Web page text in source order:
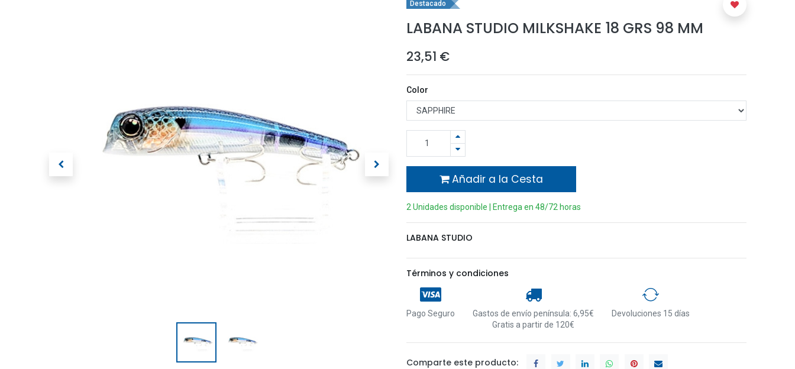
Destacado
LABANA STUDIO MILKSHAKE 18 GRS 98 MM
23,51 €
Color
Añadir a la Cesta
2 Unidades disponible | Entrega en 48/72 horas
LABANA STUDIO
Términos y condiciones
Pago Seguro
Gastos de envío península: 6,95€
Gratis a partir de 120€
Devoluciones 15 días
Comparte este producto: